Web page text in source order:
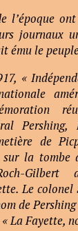
l’époque
journaux
ému le
«
Pershing,
de
sur la tombe
Roch-
Le
de
La Fayette,